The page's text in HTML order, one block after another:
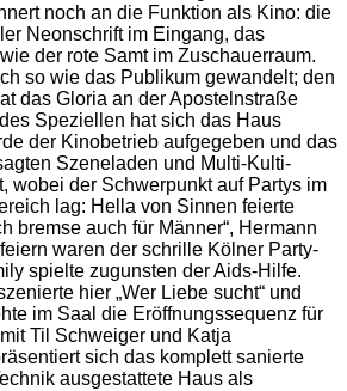
noch an die Funktion als Kino: die
Neonschrift im Eingang, das
der rote Samt im Zuschauerraum.
so wie das Publikum gewandelt; den
das Gloria an der Apostelnstraße
Speziellen hat sich das Haus
der Kinobetrieb aufgegeben und das
Szeneladen und Multi-Kulti-
wobei der Schwerpunkt auf Partys im
lag: Hella von Sinnen feierte
bremse auch für Männer“, Hermann
waren der schrille Kölner Party-
spielte zugunsten der Aids-Hilfe.
hier „Wer Liebe sucht“ und
im Saal die Eröffnungssequenz für
Til Schweiger und Katja
sich das komplett sanierte
ausgestattete Haus als